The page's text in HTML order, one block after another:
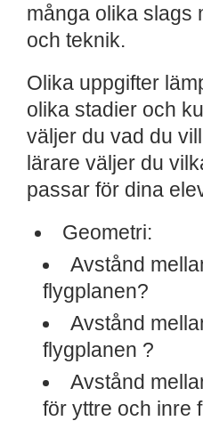
många olika slags
och teknik.
Olika uppgifter
olika stadier och
väljer du vad du
lärare väljer du
passar för dina
Geometri:
Avstånd
flygplanen?
Avstånd
flygplanen ?
Avstånd
för yttre och inre